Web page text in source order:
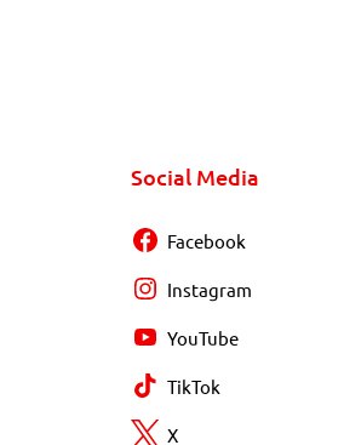
Social Media
Facebook
Instagram
YouTube
TikTok
X